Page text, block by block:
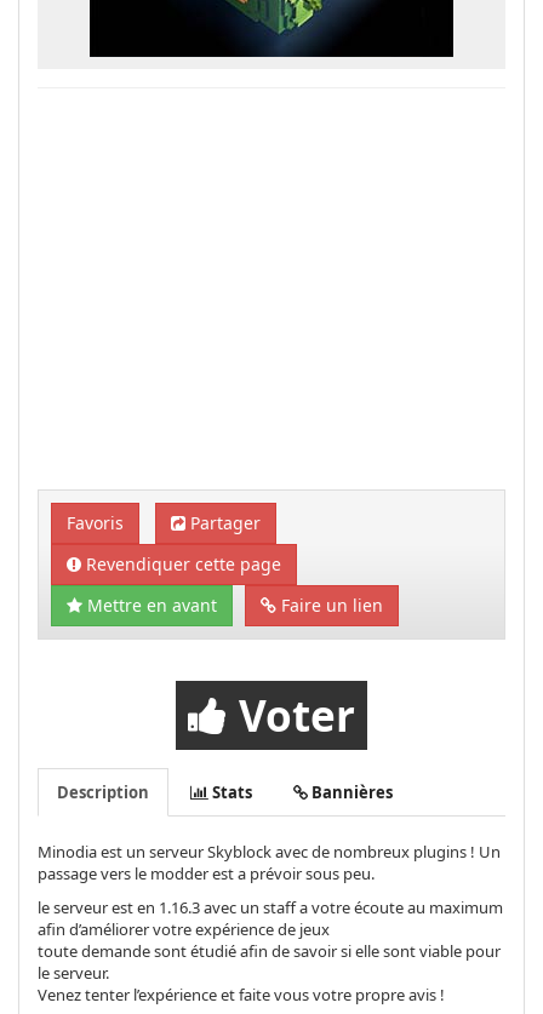
Favoris
Partager
Revendiquer cette page
Mettre en avant
Faire un lien
Voter
Description Stats Bannières
Minodia est un serveur Skyblock avec de nombreux plugins ! Un
passage vers le modder est a prévoir sous peu.
le serveur est en 1.16.3 avec un staff a votre écoute au maximum
afin d’améliorer votre expérience de jeux
toute demande sont étudié afin de savoir si elle sont viable pour
le serveur.
Venez tenter l’expérience et faite vous votre propre avis !